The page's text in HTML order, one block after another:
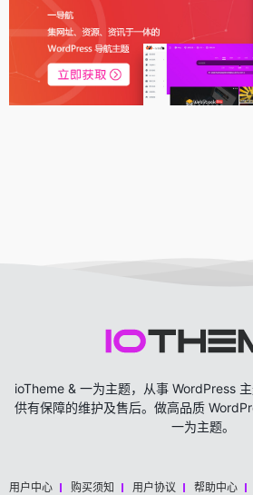
ioTheme & 一为主题，从事 WordPress
供有保障的维护及售后。做高品质
一为主题。
用户中心 购买须知 用户协议 帮助中心